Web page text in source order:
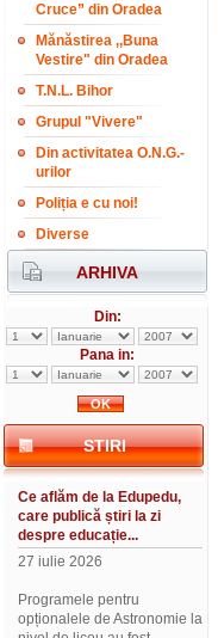
Cruce” din Oradea
Mănăstirea ,,Buna
Vestire" din Oradea
T.N.L. Bihor
Grupul "Vivere"
Din activitatea O.N.G.-
urilor
Poliția e cu noi!
Diverse
ARHIVA
Din:
Pana in:
STIRI
Ce aflăm de la Edupedu,
care publică știri la zi
despre educație...
27 iulie 2026
Programele pentru
opționalele de Astronomie la